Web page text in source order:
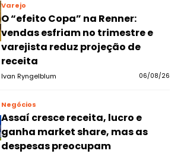
Varejo
O “efeito Copa” na Renner:
vendas esfriam no trimestre e
varejista reduz projeção de
receita
Ivan Ryngelblum 06/08/26
Negócios
Assaí cresce receita, lucro e
ganha market share, mas as
despesas preocupam